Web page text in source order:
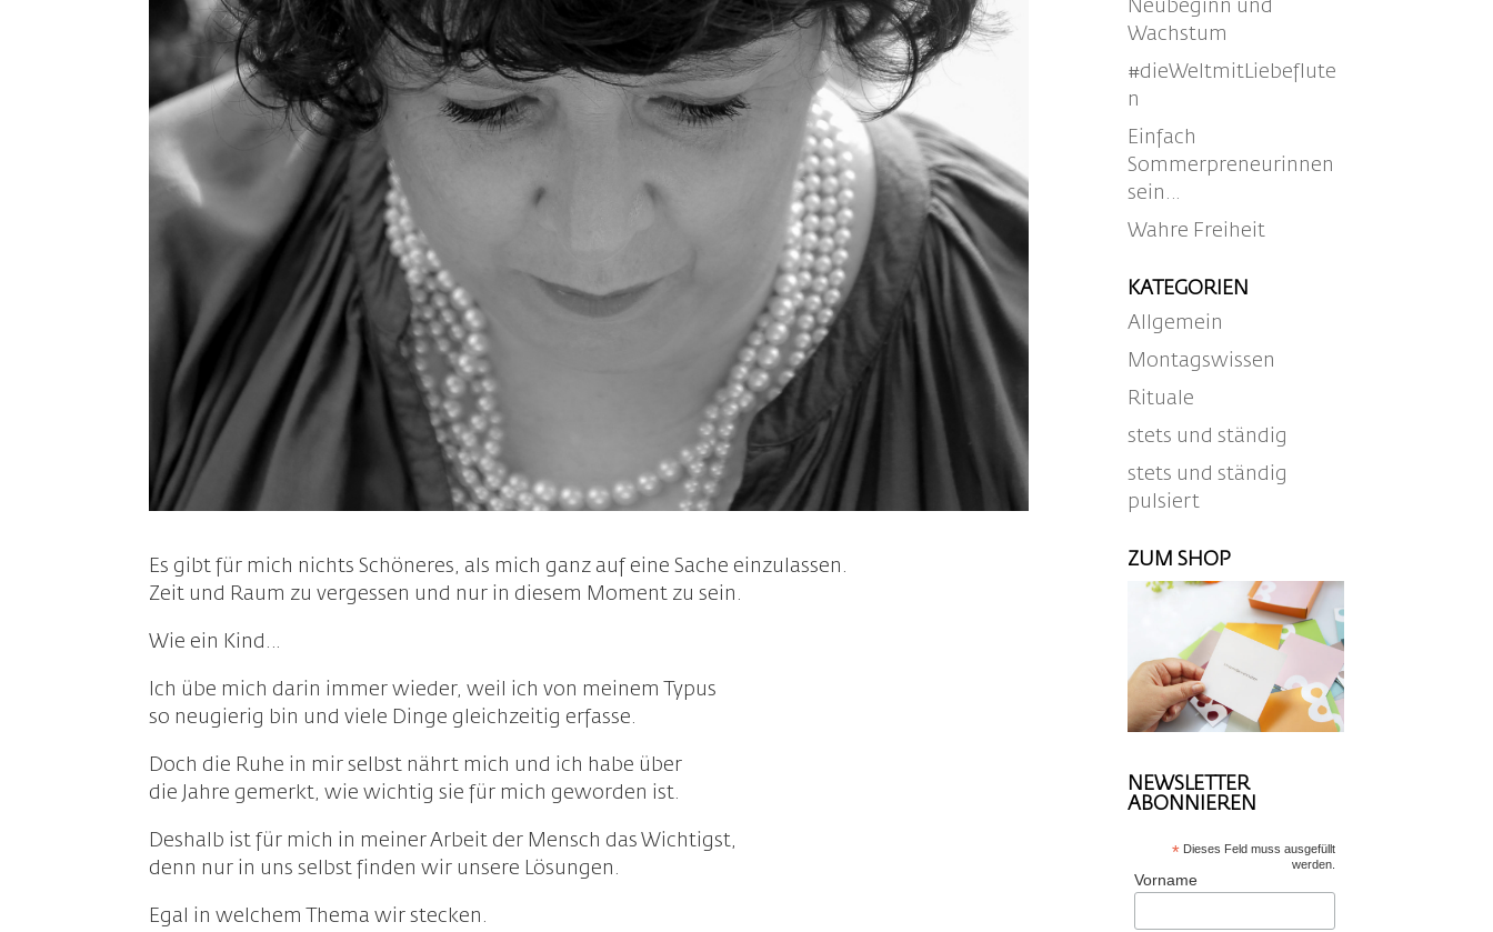
Es gibt für mich nichts Schöneres, als mich ganz auf eine Sache einzulassen.
Zeit und Raum zu vergessen und nur in diesem Moment zu sein.
Wie ein Kind…
Ich übe mich darin immer wieder, weil ich von meinem Typus
so neugierig bin und viele Dinge gleichzeitig erfasse.
Doch die Ruhe in mir selbst nährt mich und ich habe über
die Jahre gemerkt, wie wichtig sie für mich geworden ist.
Deshalb ist für mich in meiner Arbeit der Mensch das Wichtigst,
denn nur in uns selbst finden wir unsere Lösungen.
Egal in welchem Thema wir stecken.
Neubeginn und
Wachstum
#dieWeltmitLiebeflute
n
Einfach
Sommerpreneurinnen
sein…
Wahre Freiheit
KATEGORIEN
Allgemein
Montagswissen
Rituale
stets und ständig
stets und ständig
pulsiert
ZUM SHOP
NEWSLETTER
ABONNIEREN
* Dieses Feld muss ausgefüllt
werden.
Vorname